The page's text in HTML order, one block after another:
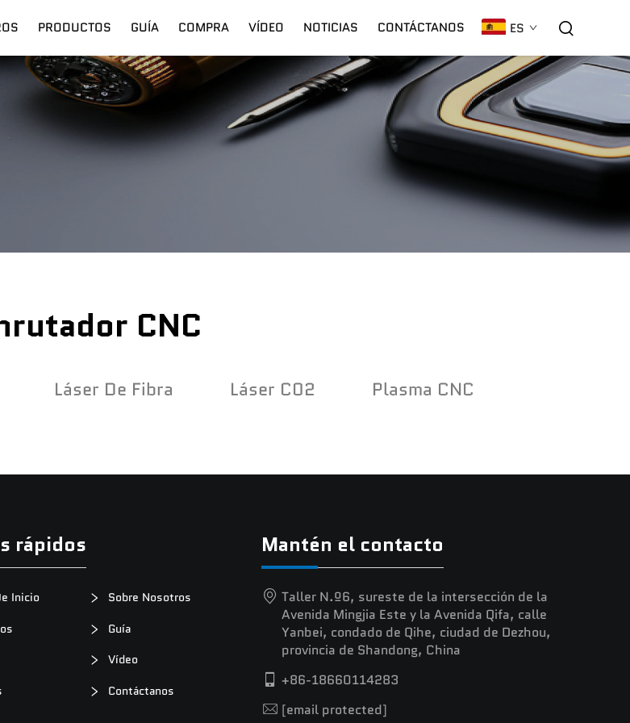
PRODUCTOS GUÍA COMPRA
Envío Capacitación Garantía
VÍDEO
Láser De Fibra Láser C02 Plasma CNC
NOTICIAS CONTÁCTANOS ES
CNC
Láser De Fibra Láser C02 Plasma CNC
rápidos
Inicio
Sobre Nosotros
Guía
Vídeo
Contáctanos
Mantén el contacto
Taller N.º6, sureste de la intersección de la
Avenida Mingjia Este y la Avenida Qifa, calle
Yanbei, condado de Qihe, ciudad de Dezhou,
provincia de Shandong, China
+86-18660114283
[email protected]